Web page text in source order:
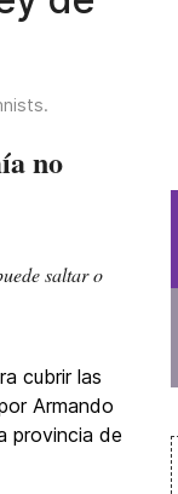
.
no
saltar o
cubrir las
Armando
provincia de